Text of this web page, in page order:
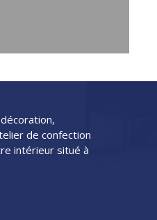
de confection
intérieur situé à